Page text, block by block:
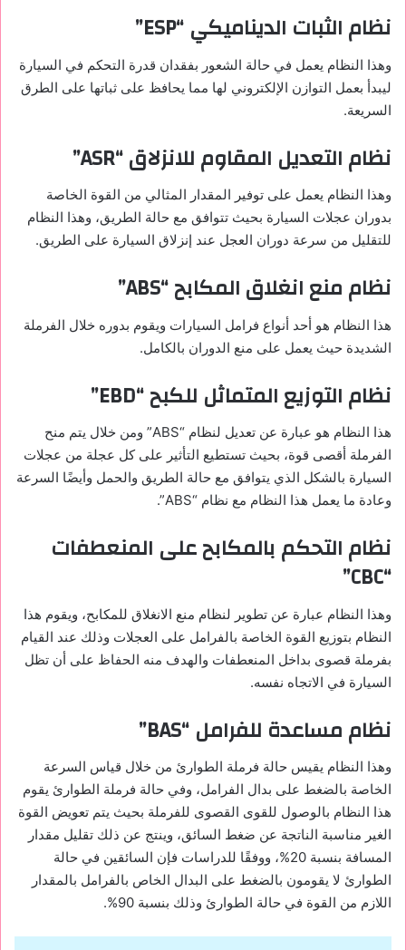
نظام الثبات الديناميكي “ESP”
وهذا النظام يعمل في حالة الشعور بفقدان قدرة التحكم في السيارة
ليبدأ بعمل التوازن الإلكتروني لها مما يحافظ على ثباتها على الطرق
السريعة.
نظام التعديل المقاوم للانزلاق “ASR”
وهذا النظام يعمل على توفير المقدار المثالي من القوة الخاصة
بدوران عجلات السيارة بحيث تتوافق مع حالة الطريق، وهذا النظام
للتقليل من سرعة دوران العجل عند إنزلاق السيارة على الطريق.
نظام منع انغلاق المكابح “ABS”
هذا النظام هو أحد أنواع فرامل السيارات ويقوم بدوره خلال الفرملة
الشديدة حيث يعمل على منع الدوران بالكامل.
نظام التوزيع المتماثل للكبح “EBD”
هذا النظام هو عبارة عن تعديل لنظام “ABS” ومن خلال يتم منح
الفرملة أقصى قوة، بحيث تستطيع التأثير على كل عجلة من عجلات
السيارة بالشكل الذي يتوافق مع حالة الطريق والحمل وأيضًا السرعة
وعادة ما يعمل هذا النظام مع نظام “ABS”.
نظام التحكم بالمكابح على المنعطفات
“CBC”
وهذا النظام عبارة عن تطوير لنظام منع الانغلاق للمكابح، ويقوم هذا
النظام بتوزيع القوة الخاصة بالفرامل على العجلات وذلك عند القيام
بفرملة قصوى بداخل المنعطفات والهدف منه الحفاظ على أن تظل
السيارة في الاتجاه نفسه.
نظام مساعدة للفرامل “BAS”
وهذا النظام يقيس حالة فرملة الطوارئ من خلال قياس السرعة
الخاصة بالضغط على بدال الفرامل، وفي حالة فرملة الطوارئ يقوم
هذا النظام بالوصول للقوى القصوى للفرملة بحيث يتم تعويض القوة
الغير مناسبة الناتجة عن ضغط السائق، وينتج عن ذلك تقليل مقدار
المسافة بنسبة 20%، ووفقًا للدراسات فإن السائقين في حالة
الطوارئ لا يقومون بالضغط على البدال الخاص بالفرامل بالمقدار
اللازم من القوة في حالة الطوارئ وذلك بنسبة 90%.